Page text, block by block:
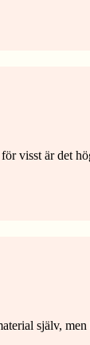
visst är det
själv,